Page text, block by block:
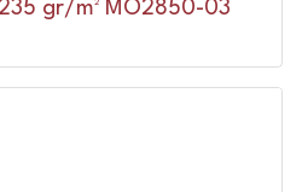
gr/m² MO2850-03